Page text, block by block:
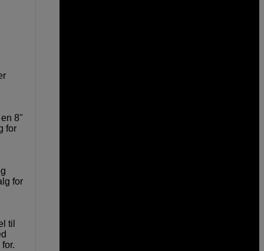
8"
for
for
til